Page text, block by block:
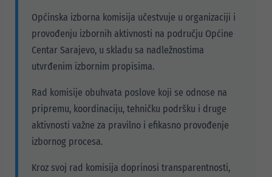
Općinska izborna komisija učestvuje u organizaciji i
provođenju izbornih aktivnosti na području Općine
Centar Sarajevo, u skladu sa nadležnostima
utvrđenim izbornim propisima.
Rad komisije obuhvata poslove koji se odnose na
pripremu, koordinaciju, tehničku podršku i druge
aktivnosti važne za pravilno i efikasno provođenje
izbornog procesa.
Kroz svoj rad komisija doprinosi transparentnosti,